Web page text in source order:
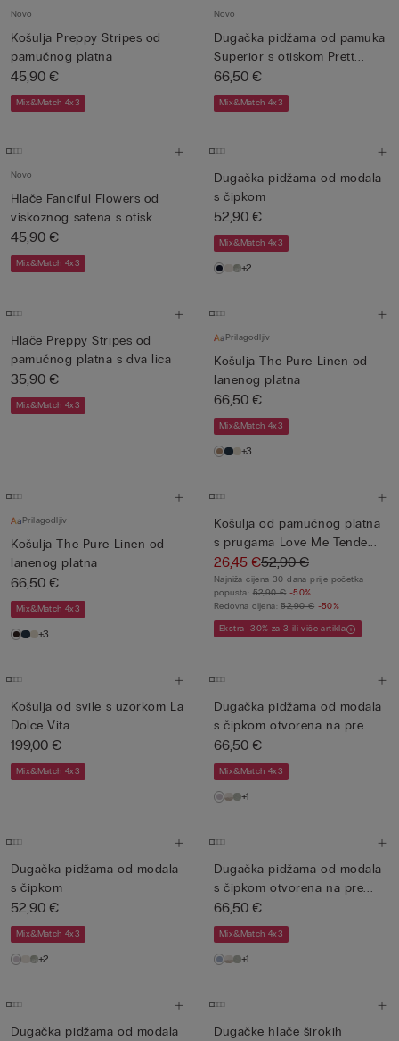
Novo
Košulja Preppy Stripes od
pamučnog platna
45,90 €
Mix&Match 4x3
Novo
Dugačka pidžama od pamuka
Superior s otiskom Prett...
66,50 €
Mix&Match 4x3
Novo
Hlače Fanciful Flowers od
viskoznog satena s otisk...
45,90 €
Mix&Match 4x3
Dugačka pidžama od modala
s čipkom
52,90 €
Mix&Match 4x3
+2
Hlače Preppy Stripes od
pamučnog platna s dva lica
35,90 €
Mix&Match 4x3
Prilagodljiv
Košulja The Pure Linen od
lanenog platna
66,50 €
Mix&Match 4x3
+3
Prilagodljiv
Košulja The Pure Linen od
lanenog platna
66,50 €
Mix&Match 4x3
+3
Košulja od pamučnog platna
s prugama Love Me Tende...
26,45 €52,90 €
Najniža cijena 30 dana prije početka
popusta:52,90 € -50%
Redovna cijena:52,90 € -50%
Ekstra -30% za 3 ili više artikla
Košulja od svile s uzorkom La
Dolce Vita
199,00 €
Mix&Match 4x3
Dugačka pidžama od modala
s čipkom otvorena na pre...
66,50 €
Mix&Match 4x3
+1
Dugačka pidžama od modala
s čipkom
52,90 €
Mix&Match 4x3
+2
Dugačka pidžama od modala
s čipkom otvorena na pre...
66,50 €
Mix&Match 4x3
+1
Dugačka pidžama od modala
Dugačke hlače širokih